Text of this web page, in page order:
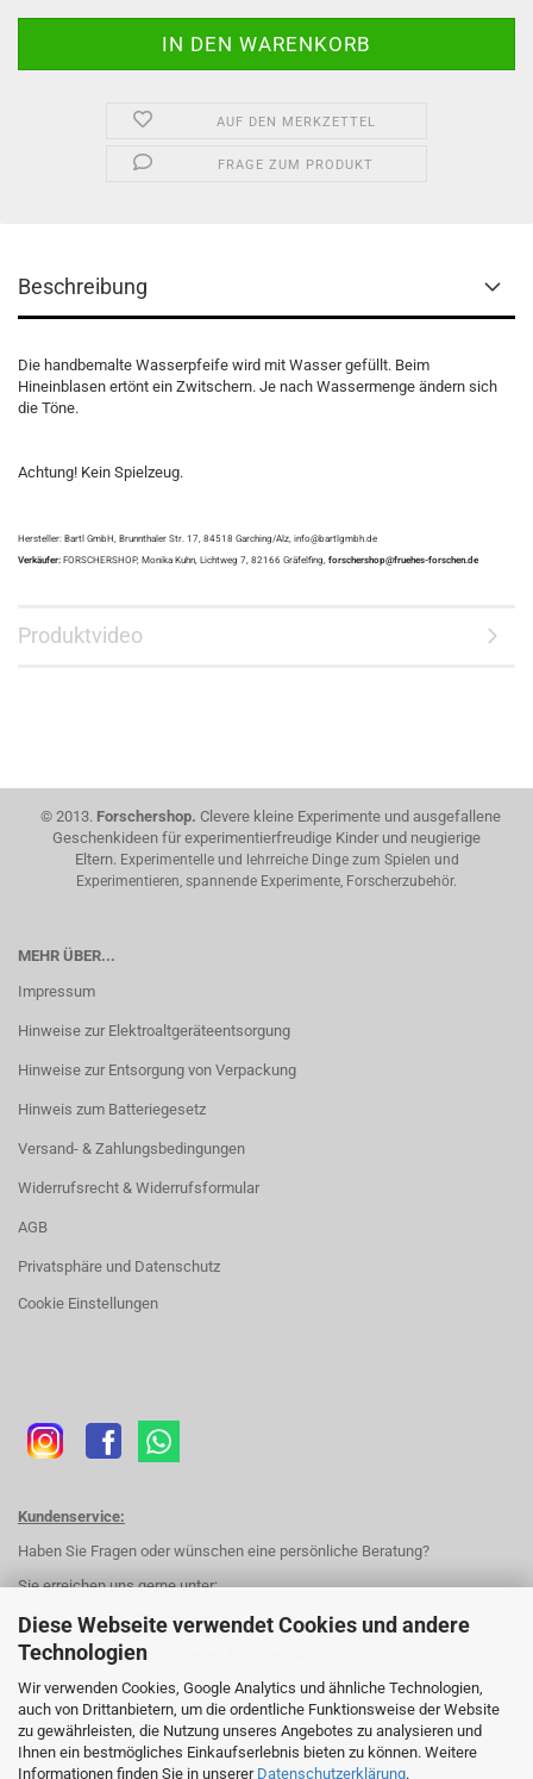
Diese Webseite verwendet Cookies und andere
Technologien
Wir verwenden Cookies, Google Analytics und ähnliche Technologien,
auch von Drittanbietern, um die ordentliche Funktionsweise der Website
zu gewährleisten, die Nutzung unseres Angebotes zu analysieren und
Ihnen ein bestmögliches Einkaufserlebnis bieten zu können. Weitere
Informationen finden Sie in unserer Datenschutzerklärung.
AUF DEN MERKZETTEL
FRAGE ZUM PRODUKT
Beschreibung
Die handbemalte Wasserpfeife wird mit Wasser gefüllt. Beim
Hineinblasen ertönt ein Zwitschern. Je nach Wassermenge ändern sich
die Töne.
Achtung! Kein Spielzeug.
Hersteller: Bartl GmbH, Brunnthaler Str. 17, 84518 Garching/Alz, info@bartlgmbh.de
Verkäufer: FORSCHERSHOP, Monika Kuhn, Lichtweg 7, 82166 Gräfelfing, forschershop@fruehes-forschen.de
Produktvideo
© 2013. Forschershop. Clevere kleine Experimente und ausgefallene
Geschenkideen für experimentierfreudige Kinder und neugierige
Eltern. Experimentelle und lehrreiche Dinge zum Spielen und
Experimentieren, spannende Experimente, Forscherzubehör.
MEHR ÜBER...
Impressum
Hinweise zur Elektroaltgeräteentsorgung
Hinweise zur Entsorgung von Verpackung
Hinweis zum Batteriegesetz
Versand- & Zahlungsbedingungen
Widerrufsrecht & Widerrufsformular
AGB
Privatsphäre und Datenschutz
Cookie Einstellungen
Kundenservice:
Haben Sie Fragen oder wünschen eine persönliche Beratung?
Sie erreichen uns gerne unter:
Telefon: +49 (0) 172 8263382
E-Mail: forschershop@fruehes-forschen.de
Kontakt